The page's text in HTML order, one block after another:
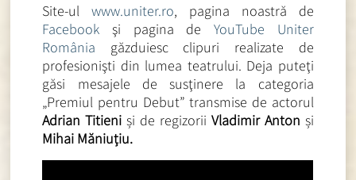
Site-ulwww.uniter.ro, pagina noastră de
Facebook şi pagina de YouTube Uniter
România găzduiesc clipuri realizate de
profesionişti din lumea teatrului. Deja puteţi
găsi mesajele de susţinere la categoria
„Premiul pentru Debut” transmise de actorul
Adrian Titieni și de regizorii Vladimir Anton și
Mihai Măniuțiu.